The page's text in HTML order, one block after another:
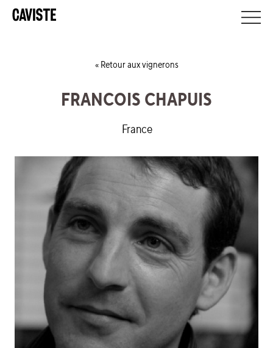
Retour aux vignerons
FRANCOIS CHAPUIS
France